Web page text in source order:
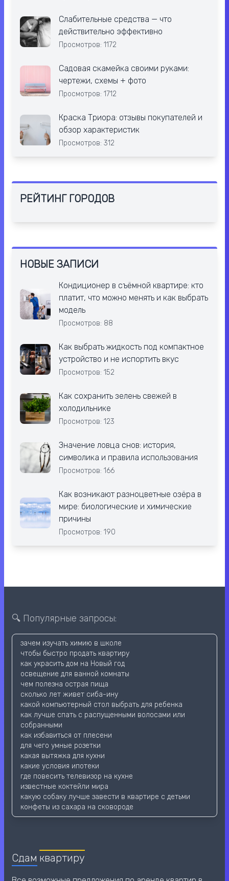
Слабительные средства — что
действительно эффективно
Просмотров: 1172
Садовая скамейка своими руками:
чертежи, схемы + фото
Просмотров: 1712
Краска Триора: отзывы покупателей и
обзор характеристик
Просмотров: 312
РЕЙТИНГ ГОРОДОВ
НОВЫЕ ЗАПИСИ
Кондиционер в съёмной квартире: кто
платит, что можно менять и как выбрать
модель
Просмотров: 88
Как выбрать жидкость под компактное
устройство и не испортить вкус
Просмотров: 152
Как сохранить зелень свежей в
холодильнике
Просмотров: 123
Значение ловца снов: история,
символика и правила использования
Просмотров: 166
Как возникают разноцветные озёра в
мире: биологические и химические
причины
Просмотров: 190
🔍 Популярные запросы:
зачем изучать химию в школе
чтобы быстро продать квартиру
как украсить дом на Новый год
освещение для ванной комнаты
чем полезна острая пища
сколько лет живет сиба-ину
какой компьютерный стол выбрать для ребенка
как лучше спать с распущенными волосами или
собранными
как избавиться от плесени
для чего умные розетки
какая вытяжка для кухни
какие условия ипотеки
где повесить телевизор на кухне
известные коктейли мира
какую собаку лучше завести в квартире с детьми
конфеты из сахара на сковороде
Сдам квартиру